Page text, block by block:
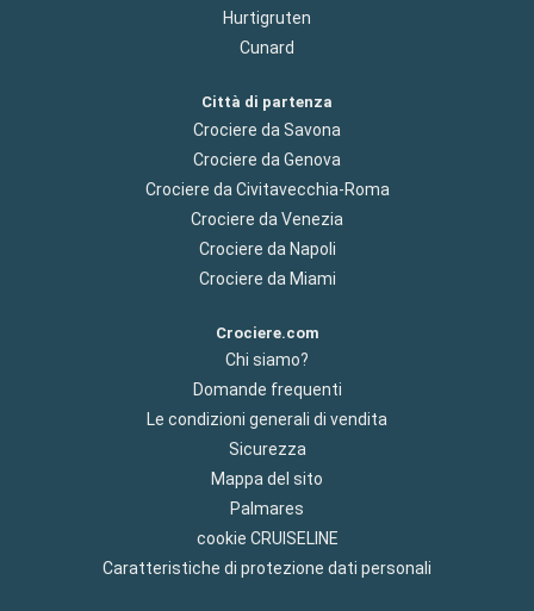
Hurtigruten
Cunard
Città di partenza
Crociere da Savona
Crociere da Genova
Crociere da Civitavecchia-Roma
Crociere da Venezia
Crociere da Napoli
Crociere da Miami
Crociere.com
Chi siamo?
Domande frequenti
Le condizioni generali di vendita
Sicurezza
Mappa del sito
Palmares
cookie CRUISELINE
Caratteristiche di protezione dati personali